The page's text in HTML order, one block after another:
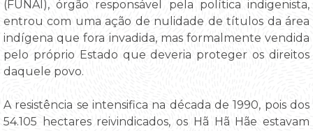
(FUNAI), órgão responsável pela política indigenista,
entrou com uma ação de nulidade de títulos da área
indígena que fora invadida, mas formalmente vendida
pelo próprio Estado que deveria proteger os direitos
daquele povo.
A resistência se intensifica na década de 1990, pois dos
54.105 hectares reivindicados, os Hã Hã Hãe estavam